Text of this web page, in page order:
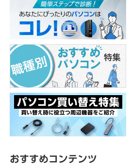
おすすめコンテンツ